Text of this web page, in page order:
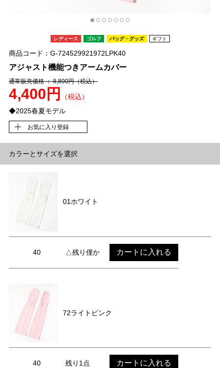
レディース ゴルフ バッグ・グッズ ギフト
商品コード：G-724529921972LPK40
アジャスト機能つきアームカバー
通常販売価格 ： 8,800円（税込）
4,400円
（税込）
◆2025春夏モデル
お気に入り登録
カラーとサイズを選択
01ホワイト
40 △残り僅か カートに入れる
72ライトピンク
40 残り1点 カートに入れる